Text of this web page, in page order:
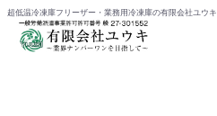
超低温冷凍庫フリーザー・業務用冷凍庫の有限会社ユウキ